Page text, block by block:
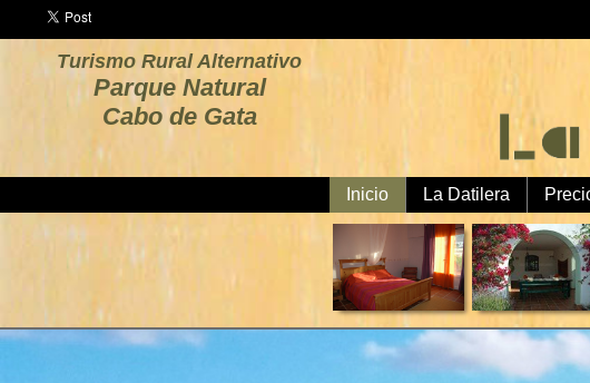
Turismo Rural Alternativo
Parque Natural
Cabo de Gata
Inicio La Datilera